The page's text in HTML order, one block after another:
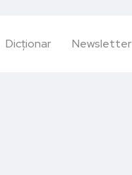
Dicționar Newsletter